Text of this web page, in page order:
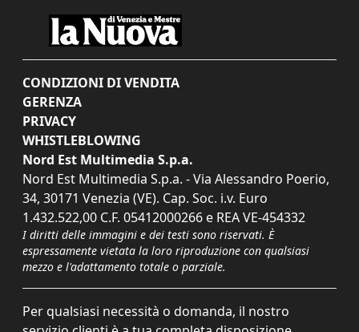
CONDIZIONI DI VENDITA
GERENZA
PRIVACY
WHISTLEBLOWING
Nord Est Multimedia S.p.a.
Nord Est Multimedia S.p.a. - Via Alessandro Poerio,
34, 30171 Venezia (VE). Cap. Soc. i.v. Euro
1.432.522,00 C.F. 05412000266 e REA VE-454332
I diritti delle immagini e dei testi sono riservati. È
espressamente vietata la loro riproduzione con qualsiasi
mezzo e l'adattamento totale o parziale.
Per qualsiasi necessità o domanda, il nostro